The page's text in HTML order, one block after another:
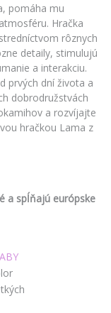
pomáha mu
Hračka
rôznych
detaily, stimulujú
a interakciu.
prvých dní života a
dobrodružstvách
a rozvíjajte
hračkou Lama z
a spĺňajú európske